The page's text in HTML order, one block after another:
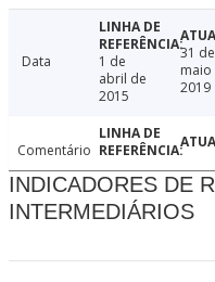
Data
1 de
abril de
2015
31 de
maio
2019
Comentário
INDICADORES DE
INTERMEDIÁRIOS